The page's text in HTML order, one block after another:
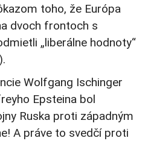
toho, že Európa
dvoch frontoch s
„liberálne hodnoty“
Wolfgang Ischinger
Epsteina bol
Ruska proti západným
A práve to svedčí proti